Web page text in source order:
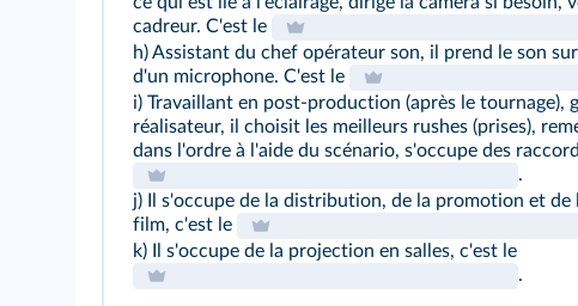
cadreur. C'est le
h) Assistant du chef opérateur son, il prend le son
d'un microphone. C'est le
i) Travaillant en post-production (après le tournage),
réalisateur, il choisit les meilleurs rushes (prises),
dans l'ordre à l'aide du scénario, s'occupe des
.
j) Il s'occupe de la distribution, de la promotion et de
film, c'est le
k) Il s'occupe de la projection en salles, c'est le
.